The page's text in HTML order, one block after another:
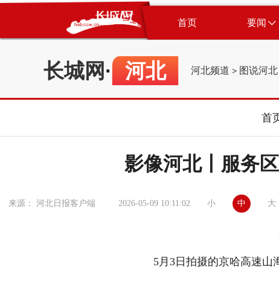
首页 要闻
长城网 · 河北 河北频道 > 图说河北
首
影像河北丨服务
来源： 河北日报客户端 2026-05-09 10:11:02 小 中 大
5月3日拍摄的京哈高速山